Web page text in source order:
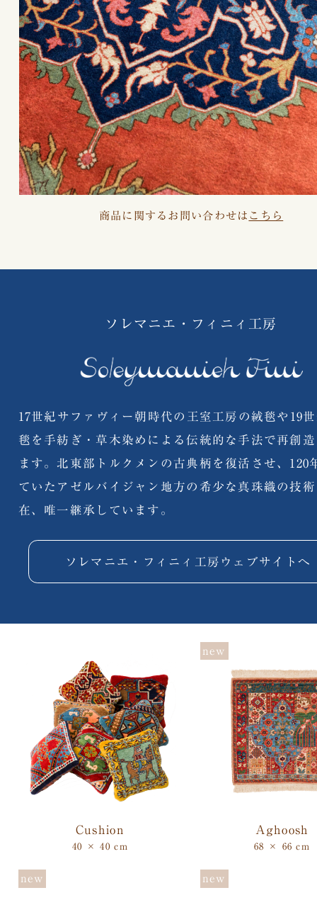
商品に関するお問い合わせは こちら
ソレマニエ・フィニィ工房
17世紀サファヴィー朝時代の王室工房の絨毯や19
毯を手紡ぎ・草木染めによる伝統的な手法で再創
ます。北東部トルクメンの古典柄を復活させ、120
ていたアゼルバイジャン地方の希少な真珠織の技
在、唯一継承しています。
ソレマニエ・フィニィ工房ウェブサイトへ
Cushion
40 × 40 cm
Aghoosh
68 × 66 cm